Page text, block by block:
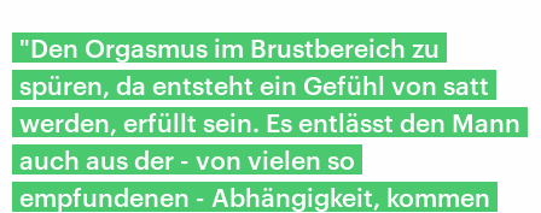
"Den Orgasmus im Brustbereich zu
spüren, da entsteht ein Gefühl von satt
werden, erfüllt sein. Es entlässt den Mann
auch aus der - von vielen so
empfundenen - Abhängigkeit, kommen